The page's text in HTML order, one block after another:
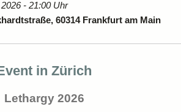
- 21:00 Uhr
60314 Frankfurt am Main
in Zürich
Lethargy 2026